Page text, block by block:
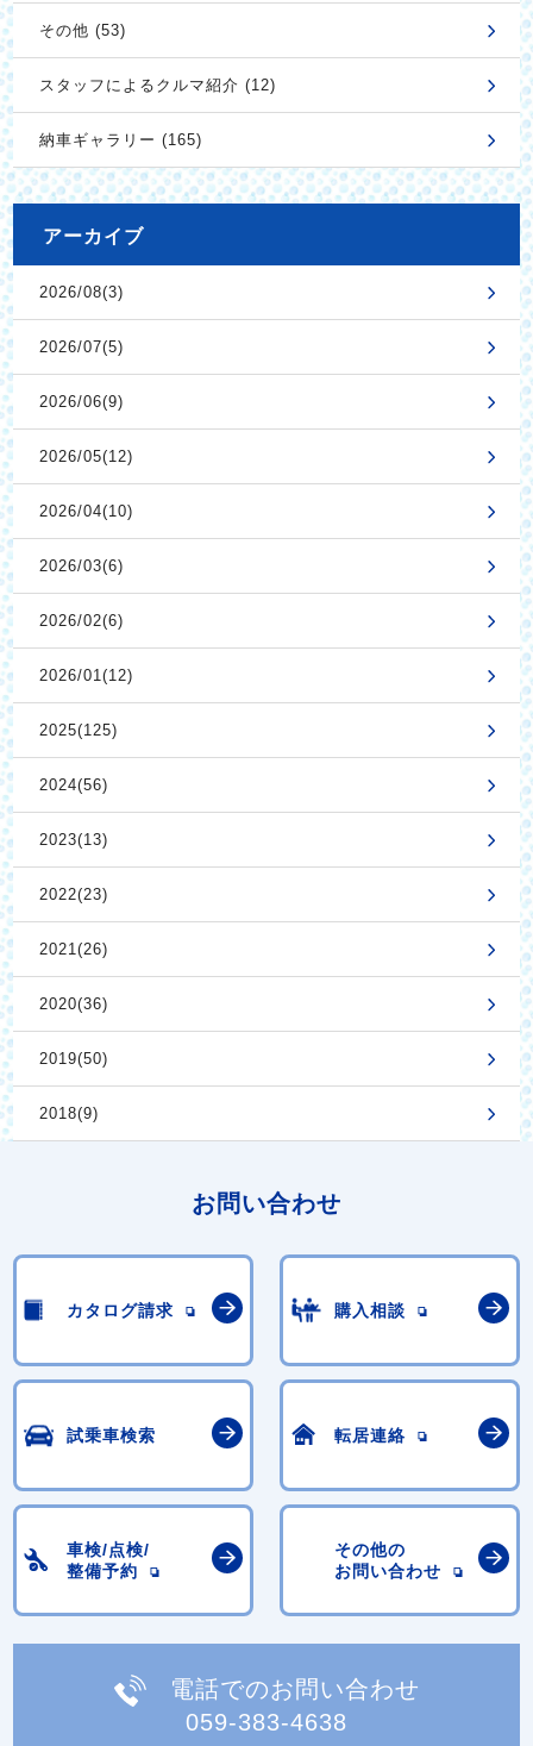
その他 (53)
スタッフによるクルマ紹介 (12)
納車ギャラリー (165)
アーカイブ
2026/08(3)
2026/07(5)
2026/06(9)
2026/05(12)
2026/04(10)
2026/03(6)
2026/02(6)
2026/01(12)
2025(125)
2024(56)
2023(13)
2022(23)
2021(26)
2020(36)
2019(50)
2018(9)
お問い合わせ
カタログ請求 購入相談
試乗車検索 転居連絡
車検/点検/
整備予約
その他の
お問い合わせ
電話でのお問い合わせ
059-383-4638